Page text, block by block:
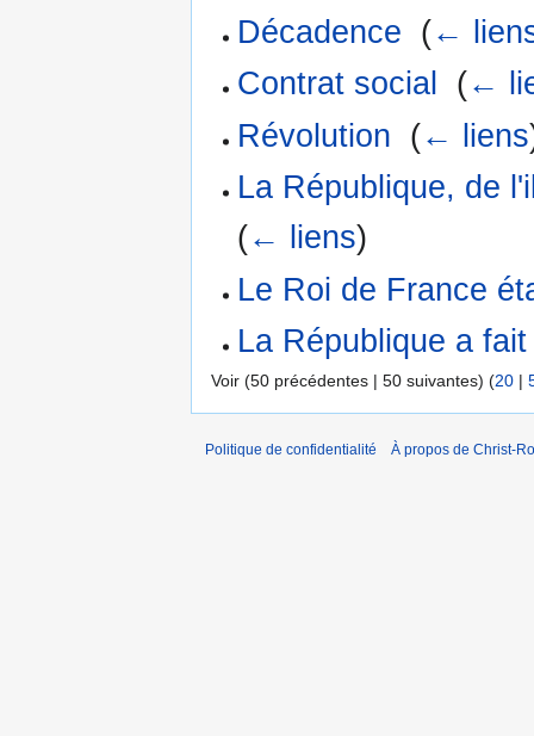
Décadence (←
Contrat social
(←
Révolution (← liens
La République, de
(← liens)
Le Roi de France
La République a
Voir (50 précédentes | 50 suivantes) (20 |
Politique de confidentialité À propos de Christ-